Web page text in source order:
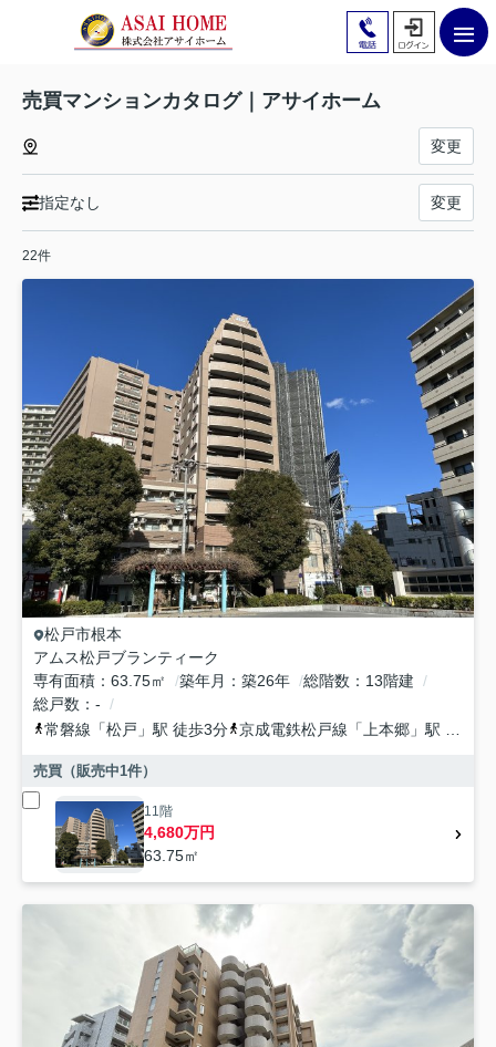
売買マンションカタログ｜アサイホーム
変更
指定なし 変更
22件
松戸市根本
アムス松戸ブランティーク
専有面積
63.75㎡ 築年月 築26年 総階数
13階建
総戸数
-
常磐線 「松戸 」駅 徒歩3分 京成電鉄松戸線 「上本郷 」駅 徒歩23分
売買（販売中1件）
11階
4,680万円
63.75㎡